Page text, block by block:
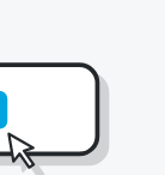
わないので
05/15/1805